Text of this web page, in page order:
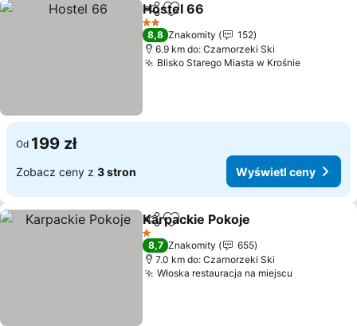
Udostępnij
Dodaj do ulubionych
Hostel 66
2 Kategoria
8,8 Znakomity
152
6.9 km do: Czarnorzeki Ski
Blisko Starego Miasta w Krośnie
Od 199 zł
Zobacz ceny z 3 stron Wyświetl ceny
Udostępnij
Dodaj do ulubionych
Karpackie Pokoje
1 Kategoria
8,7 Znakomity
655
7.0 km do: Czarnorzeki Ski
Włoska restauracja na miejscu